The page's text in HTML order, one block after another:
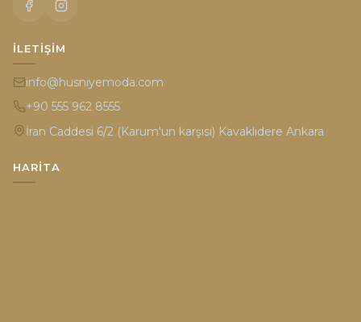
İLETIŞIM
info@husniyemoda.com
+90 555 962 8555
İran Caddesi 6/2 (Karum'un karşısı) Kavaklıdere Ankara
HARITA